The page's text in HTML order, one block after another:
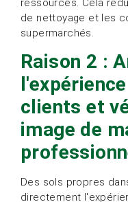
ressources. Cela
de nettoyage et les
supermarchés.
Raison 2 :
clients et
image de
Des sols propres
directement